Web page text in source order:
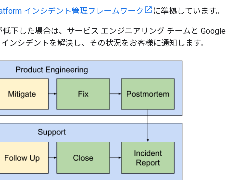
インシデント管理フレームワーク に準拠しています。
下した場合は、サービス エンジニアリング チームと Google
ンシデントを解決し、その状況をお客様に通知します。